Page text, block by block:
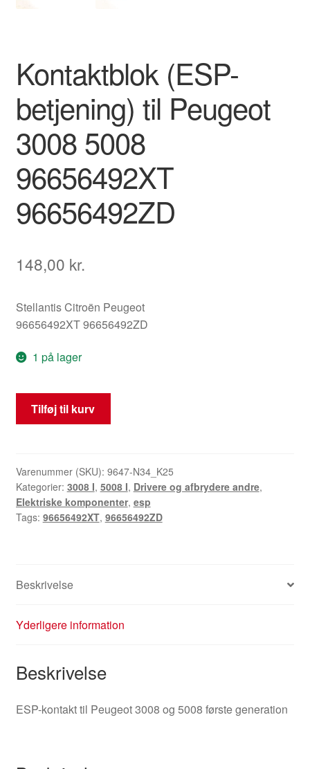
Kontaktblok (ESP-
betjening) til Peugeot
3008 5008
96656492XT
96656492ZD
148,00 kr.
Stellantis Citroën Peugeot
96656492XT 96656492ZD
1 på lager
Kontaktblok
(ESP-
Peugeot
3008
5008
96656492XT
Tilføj til kurv
Varenummer (SKU): 9647-N34_K25
Kategorier: 3008 I, 5008 I, Drivere og afbrydere andre,
Elektriske komponenter, esp
Tags: 96656492XT, 96656492ZD
Beskrivelse
Yderligere information
Beskrivelse
ESP-kontakt til Peugeot 3008 og 5008 første generation